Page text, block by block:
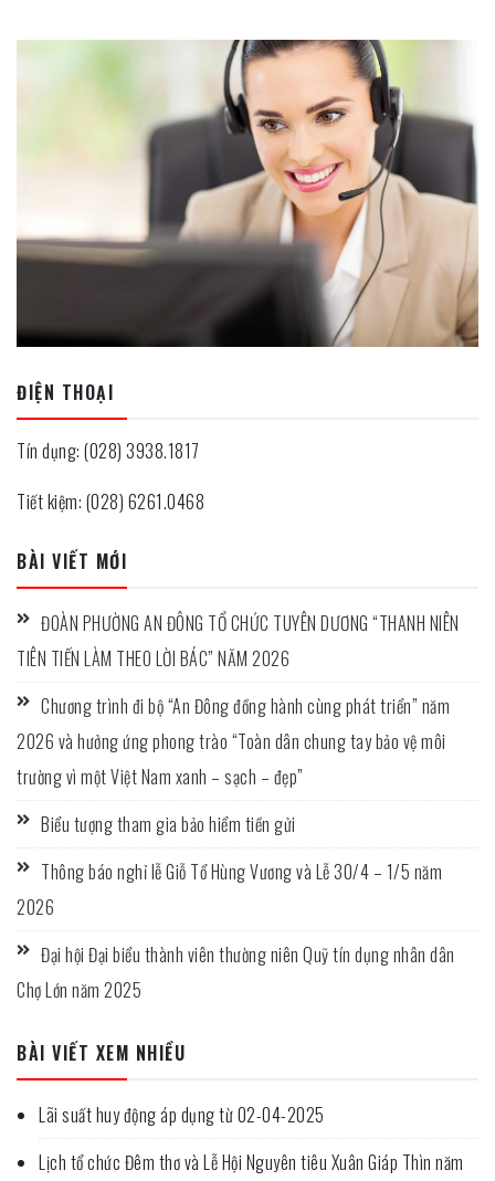
ĐIỆN THOẠI
Tín dụng: (028) 3938.1817
Tiết kiệm: (028) 6261.0468
BÀI VIẾT MỚI
ĐOÀN PHƯỜNG AN ĐÔNG TỔ CHỨC TUYÊN DƯƠNG “THANH NIÊN
TIÊN TIẾN LÀM THEO LỜI BÁC” NĂM 2026
Chương trình đi bộ “An Đông đồng hành cùng phát triển” năm
2026 và hưởng ứng phong trào “Toàn dân chung tay bảo vệ môi
trường vì một Việt Nam xanh – sạch – đẹp”
Biểu tượng tham gia bảo hiểm tiền gửi
Thông báo nghỉ lễ Giỗ Tổ Hùng Vương và Lễ 30/4 – 1/5 năm
2026
Đại hội Đại biểu thành viên thường niên Quỹ tín dụng nhân dân
Chợ Lớn năm 2025
BÀI VIẾT XEM NHIỀU
Lãi suất huy động áp dụng từ 02-04-2025
Lịch tổ chức Đêm thơ và Lễ Hội Nguyên tiêu Xuân Giáp Thìn năm